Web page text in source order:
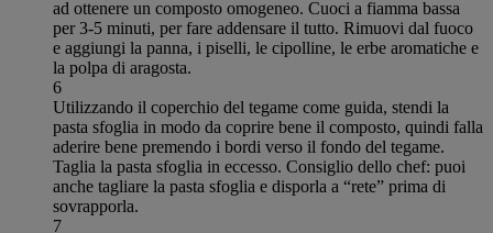
ad ottenere un composto omogeneo. Cuoci a fiamma bassa
per 3-5 minuti, per fare addensare il tutto. Rimuovi dal fuoco
e aggiungi la panna, i piselli, le cipolline, le erbe aromatiche e
la polpa di aragosta.
6
Utilizzando il coperchio del tegame come guida, stendi la
pasta sfoglia in modo da coprire bene il composto, quindi falla
aderire bene premendo i bordi verso il fondo del tegame.
Taglia la pasta sfoglia in eccesso. Consiglio dello chef: puoi
anche tagliare la pasta sfoglia e disporla a “rete” prima di
sovrapporla.
7